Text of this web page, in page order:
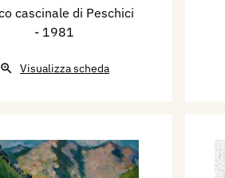
d’Asti.
cascinale di Peschici
- 1981
Visualizza scheda